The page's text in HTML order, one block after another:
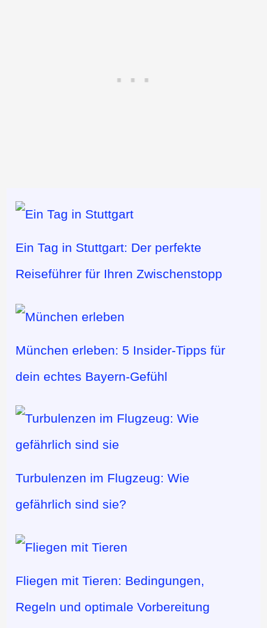
Ein Tag in Stuttgart: Der perfekte
Reiseführer für Ihren Zwischenstopp
München erleben: 5 Insider-Tipps für
dein echtes Bayern-Gefühl
Turbulenzen im Flugzeug: Wie
gefährlich sind sie?
Fliegen mit Tieren: Bedingungen,
Regeln und optimale Vorbereitung